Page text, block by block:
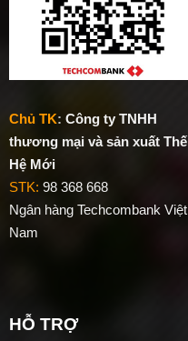
Chủ TK: Công ty TNHH
thương mại và sản xuất Thế
Hệ Mới
STK: 98 368 668
Ngân hàng Techcombank Việt
Nam
HỖ TRỢ